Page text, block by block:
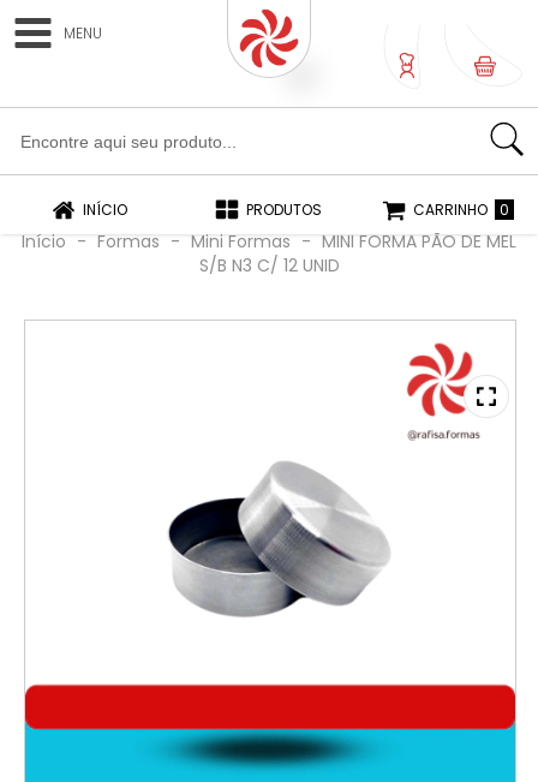
MENU
0
INÍCIO PRODUTOS CARRINHO 0
Início - Formas - Mini Formas - MINI FORMA PÃO DE MEL
S/B N3 C/ 12 UNID